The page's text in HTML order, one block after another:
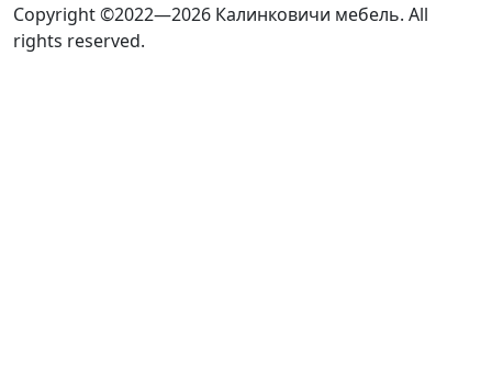
Copyright ©2022—2026 Калинковичи мебель. All
rights reserved.